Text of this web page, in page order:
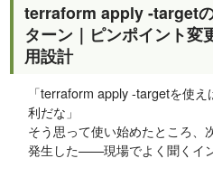
terraform apply -target
ターン｜ピンポイント変
用設計
「terraform apply -targetを使
利だな」
そう思って使い始めたところ、
発生した——現場でよく聞くイン